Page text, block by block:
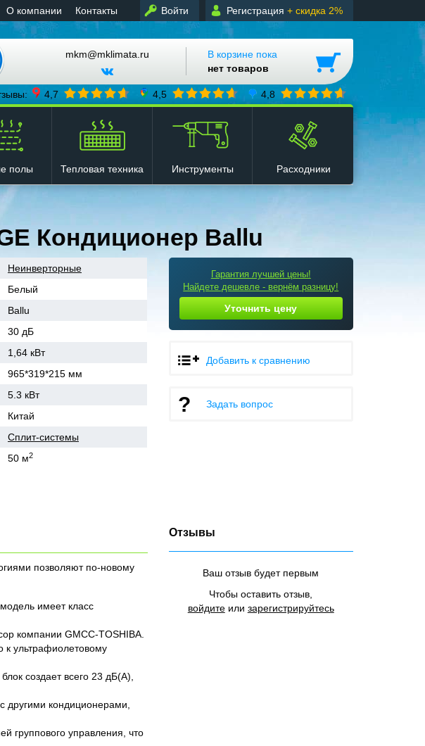
Войти Регистрация + скидка 2%
О компании Контакты
mkm@mklimata.ru
В корзине пока
нет товаров
4,7 4,5 4,8
полы Тепловая техника Инструменты Расходники
Кондиционер Ballu
Гарантия лучшей цены!
Найдете дешевле - вернём разницу!
Уточнить цену
Добавить к сравнению
Задать вопрос
Неинверторные
Белый
Ballu
30 дБ
1,64 кВт
965*319*215 мм
5.3 кВт
Китай
Сплит-системы
50 м2
позволяют по-новому
имеет класс
компании GMCC-TOSHIBA.
к ультрафиолетовому
создает всего 23 дБ(А),
другими кондиционерами,
группового управления, что
Отзывы
Ваш отзыв будет первым
Чтобы оставить отзыв,
войдитеили зарегистрируйтесь